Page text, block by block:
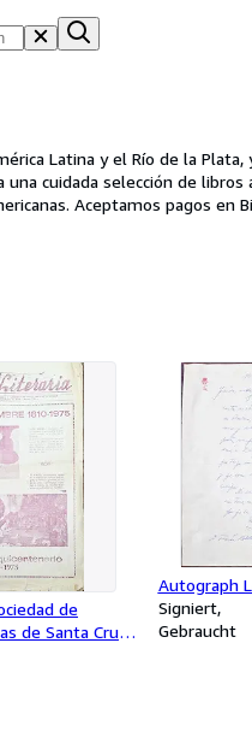
Latina y el Río de la
cuidada selección de
Aceptamos pagos
rediscover the works of
de
de Santa Cruz
Autograph
Signiert
Gebraucht